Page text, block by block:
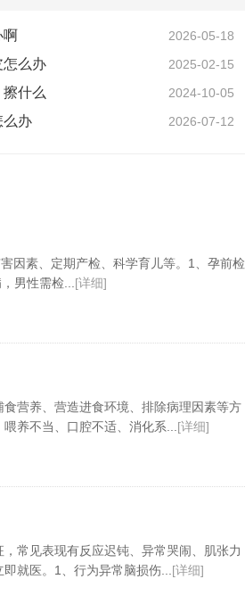
啊 2026-05-18
怎么办 2025-02-15
什么 2024-10-05
么办 2026-07-12
因素、定期产检、科学育儿等。1、孕前检
男性需检... [详细]
营养、营造进食环境、排除病理因素等方
养不当、口腔不适、消化系... [详细]
常见表现有反应迟钝、异常哭闹、肌张力
就医。1、行为异常脑损伤... [详细]